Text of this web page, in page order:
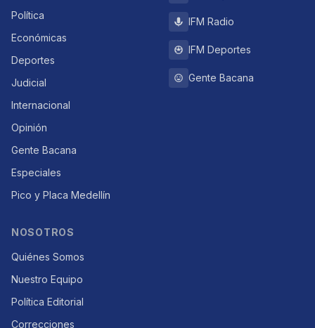
Política
Económicas
Deportes
Judicial
Internacional
Opinión
Gente Bacana
Especiales
Pico y Placa Medellín
IFM Radio
IFM Deportes
Gente Bacana
NOSOTROS
Quiénes Somos
Nuestro Equipo
Política Editorial
Correcciones